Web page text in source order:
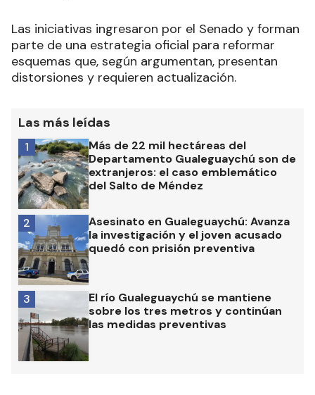
Las iniciativas ingresaron por el Senado y forman
parte de una estrategia oficial para reformar
esquemas que, según argumentan, presentan
distorsiones y requieren actualización.
Las más leídas
Más de 22 mil hectáreas del
Departamento Gualeguaychú son de
extranjeros: el caso emblemático
del Salto de Méndez
1
Asesinato en Gualeguaychú: Avanza
la investigación y el joven acusado
quedó con prisión preventiva
2
El río Gualeguaychú se mantiene
sobre los tres metros y continúan
las medidas preventivas
3